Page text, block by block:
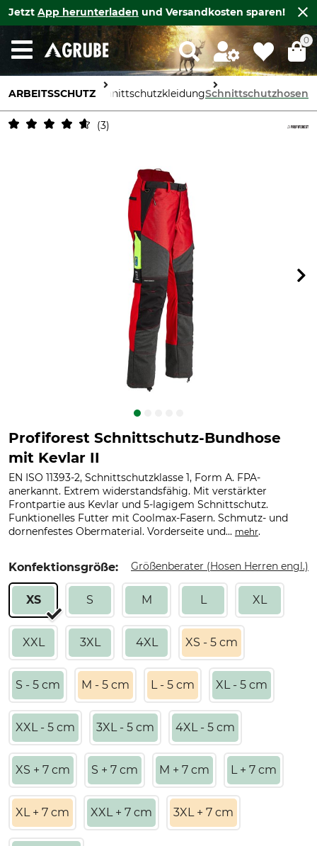
Jetzt App herunterladen und Versandkosten sparen!
0
ARBEITSSCHUTZ
KörperschutzSchnittschutzkleidungSchnittschutzhosen
3
Profiforest Schnittschutz-Bundhose
mit Kevlar II
EN ISO 11393-2, Schnittschutzklasse 1, Form A. FPA-
anerkannt. Extrem widerstandsfähig. Mit verstärkter
Frontpartie aus Kevlar und 5-lagigem Schnittschutz.
Funktionelles Futter mit Coolmax-Fasern. Schmutz- und
dornenfestes Obermaterial. Vorderseite und... mehr.
Konfektionsgröße: Größenberater (Hosen Herren engl.)
XS S M L XL
XXL 3XL 4XL XS - 5 cm
S - 5 cm M - 5 cm L - 5 cm XL - 5 cm
XXL - 5 cm 3XL - 5 cm 4XL - 5 cm
XS + 7 cm S + 7 cm M + 7 cm L + 7 cm
XL + 7 cm XXL + 7 cm 3XL + 7 cm